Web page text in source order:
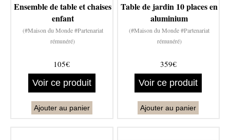
Ensemble de table et chaises
enfant
(#Maison du Monde #Partenariat
rémunéré)
105€
Voir ce produit
Ajouter au panier
Table de jardin 10 places en
aluminium
(#Maison du Monde #Partenariat
rémunéré)
359€
Voir ce produit
Ajouter au panier